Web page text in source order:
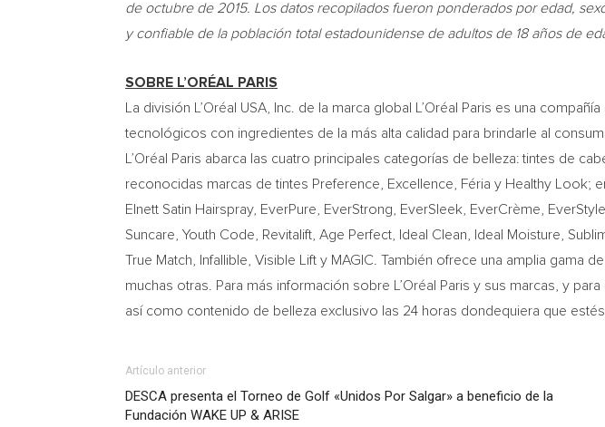
de octubre de 2015. Los datos recopilados fueron ponderados por edad,
y confiable de la población total estadounidense de adultos de 18 años de
SOBRE L’ORÉAL PARIS
La división L’Oréal USA , Inc. de la marca global L’Oréal Paris es una
tecnológicos con ingredientes de la más alta calidad para brindarle al
L’Oréal Paris abarca las cuatro principales categorías de belleza: tintes de
reconocidas marcas de tintes Preference, Excellence, Féria y Healthy Look;
Elnett Satin Hairspray, EverPure, EverStrong, EverSleek, EverCrème,
Suncare, Youth Code, Revitalift, Age Perfect, Ideal Clean, Ideal Moisture,
True Match, Infallible, Visible Lift y MAGIC. También ofrece una amplia gama
muchas otras. Para más información sobre L’Oréal Paris y sus marcas, y
así como contenido de belleza exclusivo las 24 horas dondequiera que
Artículo anterior
DESCA presenta el Torneo de Golf «Unidos Por Salgar» a beneficio de la
Fundación WAKE UP & ARISE